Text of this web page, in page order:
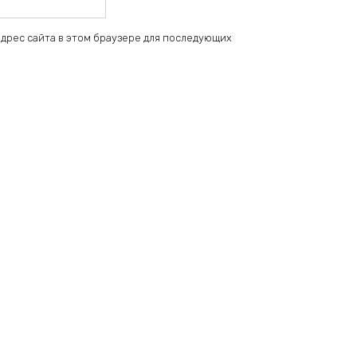
сайта в этом браузере для последующих